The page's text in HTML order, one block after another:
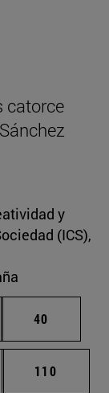
catorce
y
(ICS),
intermedias
Página
40
intermedias
Página
110